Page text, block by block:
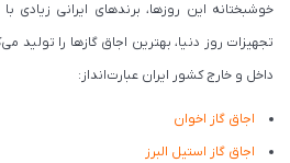
خوشبختانه این روزها، برندهای ایرانی زیادی
تجهیزات روز دنیا، بهترین اجاق گازها را تولید
داخل و خارج کشور ایران عبارت‌انداز:
اجاق گاز اخوان
اجاق گاز استیل البرز